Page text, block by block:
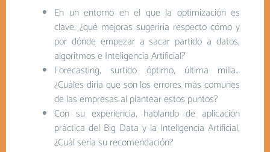
En un entorno en el que la optimización es
clave, ¿qué mejoras sugeriría respecto cómo y
por dónde empezar a sacar partido a datos,
algoritmos e Inteligencia Artificial?
Forecasting, surtido óptimo, última milla…
¿Cuáles diría que son los errores más comunes
de las empresas al plantear estos puntos?
Con su experiencia, hablando de aplicación
práctica del Big Data y la Inteligencia Artificial,
¿Cuál sería su recomendación?